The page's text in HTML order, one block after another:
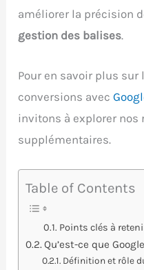
améliorer la précision
gestion des balises.
Pour en savoir plus
conversions avec
invitons à explorer nos
supplémentaires.
Table of Contents
Points clés à
Qu’est-ce que
Définition et rôle